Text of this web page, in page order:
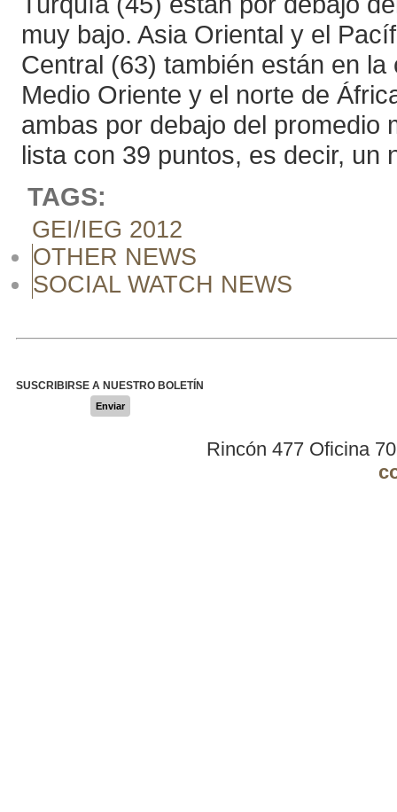
muy bajo. Asia Oriental y el
Central (63) también están en
Medio Oriente y el norte de
ambas por debajo del promedio
lista con 39 puntos, es decir, un
TAGS:
GEI/IEG 2012
OTHER NEWS
SOCIAL WATCH NEWS
SUSCRIBIRSE A NUESTRO BOLETÍN
Enviar
Rincón 477 Oficina